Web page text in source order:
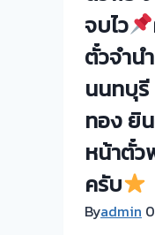
จบไว
ตั๋วจำน
นนทบุรี
ทอง ยิ
หน้าตั๋ว
ครับ
Byadmin